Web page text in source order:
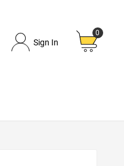
Sign In
0